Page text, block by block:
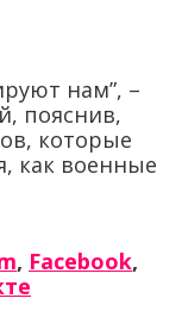
нам”, –
пояснив,
которые
как военные
, Facebook,